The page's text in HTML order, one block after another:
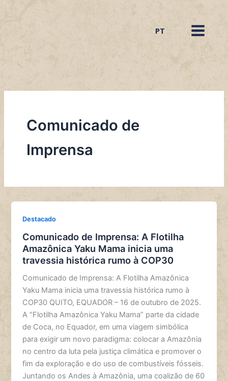
PT
Comunicado de
Imprensa
Destacado
Comunicado de Imprensa: A Flotilha
Amazônica Yaku Mama inicia uma
travessia histórica rumo à COP30
Comunicado de Imprensa: A Flotilha Amazônica
Yaku Mama inicia uma travessia histórica rumo à
COP30 QUITO, EQUADOR – 16 de outubro de 2025.
A “Flotilha Amazônica Yaku Mama” parte da cidade
de Coca, no Equador, em uma viagem simbólica
para exigir um novo paradigma: colocar a Amazônia
no centro da luta pela justiça climática e promover o
fim da exploração e do uso de combustíveis fósseis.
Juntando os Andes à Amazônia, uma coalizão de 60